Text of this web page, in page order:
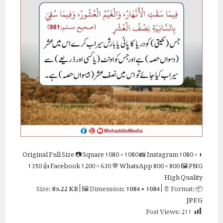
⬇ Original
Full Size📷 Square1080 × 1080📸 Instagram1080 ×
1350👍 Facebook1200 × 630💬 WhatsApp800 × 800🖼 PNG
High Quality
📦 Size:
89.22 KB| 🖼 Dimension:1084 × 1084| 📄 Format:
JPEG
Post Views:211